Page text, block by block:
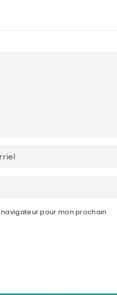
pour mon prochain